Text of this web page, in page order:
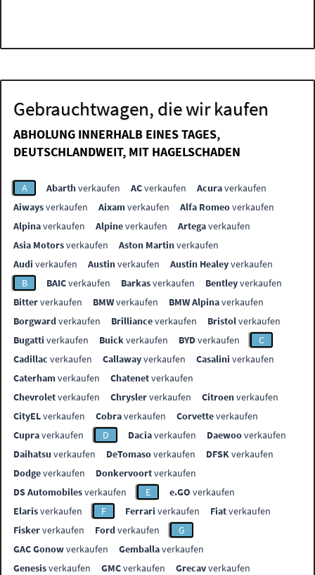
Gebrauchtwagen, die wir kaufen
ABHOLUNG INNERHALB EINES TAGES,
DEUTSCHLANDWEIT, MIT HAGELSCHADEN
A Abarthverkaufen ACverkaufen Acuraverkaufen
Aiwaysverkaufen Aixamverkaufen Alfa Romeoverkaufen
Alpinaverkaufen Alpineverkaufen Artegaverkaufen
Asia Motorsverkaufen Aston Martinverkaufen
Audi verkaufen Austinverkaufen Austin Healeyverkaufen
B
BAICverkaufen Barkasverkaufen Bentleyverkaufen
Bitterverkaufen BMWverkaufen BMW Alpinaverkaufen
Borgwardverkaufen Brillianceverkaufen Bristolverkaufen
Bugatti verkaufen Buickverkaufen BYDverkaufen
C
Cadillac verkaufen Callawayverkaufen Casalini verkaufen
Caterhamverkaufen Chatenetverkaufen
Chevroletverkaufen Chryslerverkaufen Citroenverkaufen
CityELverkaufen Cobraverkaufen Corvetteverkaufen
Cupraverkaufen D Daciaverkaufen Daewooverkaufen
Daihatsu verkaufen DeTomasoverkaufen DFSKverkaufen
Dodgeverkaufen Donkervoortverkaufen
DS Automobilesverkaufen E e.GO verkaufen
Elarisverkaufen F Ferrari verkaufen Fiatverkaufen
Fiskerverkaufen Fordverkaufen
G
GAC Gonowverkaufen Gemballaverkaufen
Genesisverkaufen GMCverkaufen Grecavverkaufen